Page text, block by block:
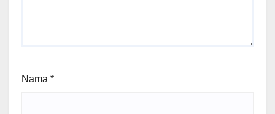
Nama *